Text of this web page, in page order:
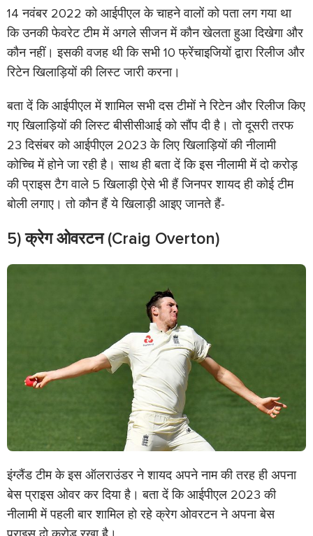
14 नवंबर 2022 को आईपीएल के चाहने वालों को पता लग गया था
कि उनकी फेवरेट टीम में अगले सीजन में कौन खेलता हुआ दिखेगा और
कौन नहीं। इसकी वजह थी कि सभी 10 फ्रेंचाइजियों द्वारा रिलीज और
रिटेन खिलाड़ियों की लिस्ट जारी करना।
बता दें कि आईपीएल में शामिल सभी दस टीमों ने रिटेन और रिलीज किए
गए खिलाड़ियों की लिस्ट बीसीसीआई को सौंप दी है। तो दूसरी तरफ
23 दिसंबर को आईपीएल 2023 के लिए खिलाड़ियों की नीलामी
कोच्चि में होने जा रही है। साथ ही बता दें कि इस नीलामी में दो करोड़
की प्राइस टैग वाले 5 खिलाड़ी ऐसे भी हैं जिनपर शायद ही कोई टीम
बोली लगाए। तो कौन हैं ये खिलाड़ी आइए जानते हैं-
5) क्रेग ओवरटन (Craig Overton)
इंग्लैंड टीम के इस ऑलराउंडर ने शायद अपने नाम की तरह ही अपना
बेस प्राइस ओवर कर दिया है। बता दें कि आईपीएल 2023 की
नीलामी में पहली बार शामिल हो रहे क्रेग ओवरटन ने अपना बेस